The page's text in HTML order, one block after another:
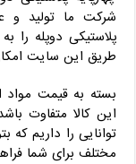
شرکت ما تولید و
پلاستیکی دوپله را
طریق این سایت
بسته به قیمت مواد
این کالا متفاوت
توانایی را داریم که
مختلف برای شما